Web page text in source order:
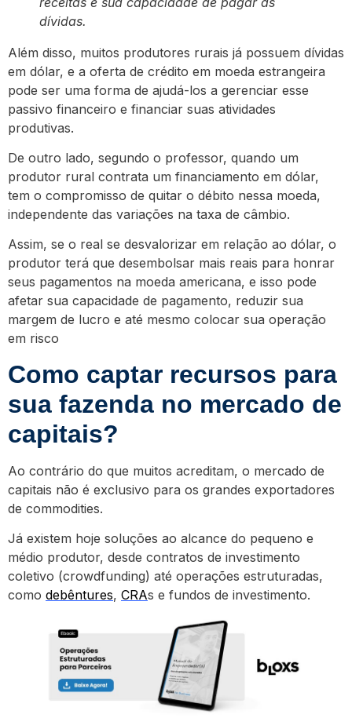
dívidas.
Além disso, muitos produtores rurais já possuem dívidas
em dólar, e a oferta de crédito em moeda estrangeira
pode ser uma forma de ajudá-los a gerenciar esse
passivo financeiro e financiar suas atividades
produtivas.
De outro lado, segundo o professor, quando um
produtor rural contrata um financiamento em dólar,
tem o compromisso de quitar o débito nessa moeda,
independente das variações na taxa de câmbio.
Assim, se o real se desvalorizar em relação ao dólar, o
produtor terá que desembolsar mais reais para honrar
seus pagamentos na moeda americana, e isso pode
afetar sua capacidade de pagamento, reduzir sua
margem de lucro e até mesmo colocar sua operação
em risco
Como captar recursos para
sua fazenda no mercado de
capitais?
Ao contrário do que muitos acreditam, o mercado de
capitais não é exclusivo para os grandes exportadores
de commodities.
Já existem hoje soluções ao alcance do pequeno e
médio produtor, desde contratos de investimento
coletivo (crowdfunding) até operações estruturadas,
como debêntures, CRAs e fundos de investimento.